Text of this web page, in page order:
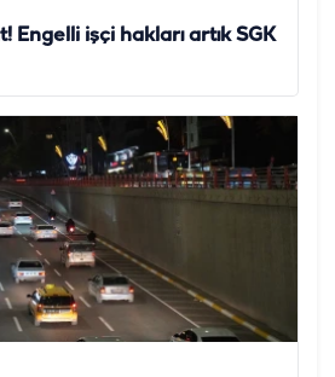
Engelli işçi hakları artık SGK